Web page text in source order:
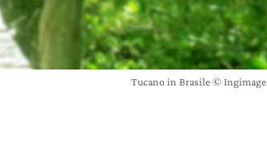
Tucano in Brasile © Ingimage